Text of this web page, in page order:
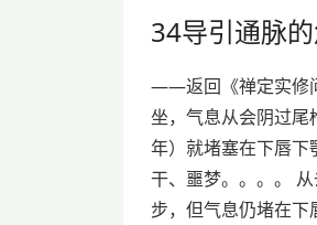
34导引通脉
——返回《禅定实修
坐，气息从会阴过
年）就堵塞在下唇下
干、噩梦。。。。
步，但气息仍堵在